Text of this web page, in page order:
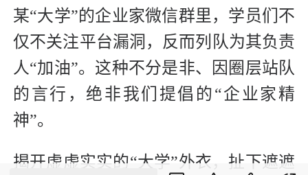
某“大学”的企业家微信群里，学员们不
仅不关注平台漏洞，反而列队为其负责
人“加油”。这种不分是非、因圈层站队
的言行，绝非我们提倡的“企业家精
神”。
揭开虚虚实实的“大学”外衣，扯下遮遮